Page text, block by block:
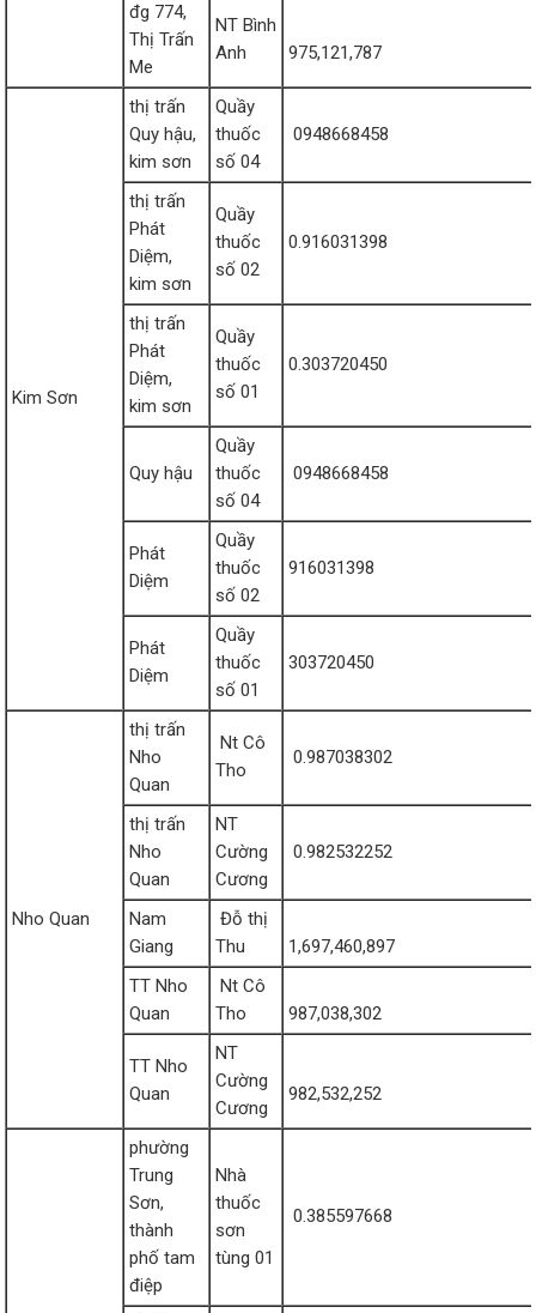
đg 774,
Thị Trấn
Me
NT Bình
Anh
975,121,787
Kim Sơn
thị trấn
Quy hậu,
kim sơn
Quầy
thuốc
số 04
0948668458
thị trấn
Phát
Diệm,
kim sơn
Quầy
thuốc
số 02
0.916031398
thị trấn
Phát
Diệm,
kim sơn
Quầy
thuốc
số 01
0.303720450
Quy hậu
Quầy
thuốc
số 04
0948668458
Phát
Diệm
Quầy
thuốc
số 02
916031398
Phát
Diệm
Quầy
thuốc
số 01
303720450
Nho Quan
thị trấn
Nho
Quan
Nt Cô
Tho
0.987038302
thị trấn
Nho
Quan
NT
Cường
Cương
0.982532252
Nam
Giang
Đỗ thị
Thu
1,697,460,897
TT Nho
Quan
Nt Cô
Tho
987,038,302
TT Nho
Quan
NT
Cường
Cương
982,532,252
phường
Trung
Sơn,
thành
phố tam
điệp
Nhà
thuốc
sơn
tùng 01
0.385597668